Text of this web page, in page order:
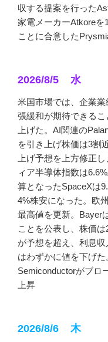
収する提案を行った
家電メーカーAtkoreを
ことに合意した
2026/8/5 水
米国市場では、企業
張緩和が期待できる
上げた。AI関連の
を引き上げ株価は3割
上げ予想を上方修正
ィア半導体指数は
算となったSpaceXは
4%株安になった。欧
最高値を更新。Bayer
ことを公表し、株価
が予想を超え、利息
はわずかに値を下げ
Semiconductorがブロ
上昇
2026/8/6 木